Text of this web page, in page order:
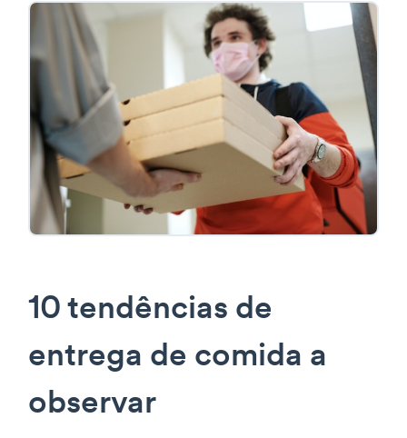
10 tendências de
entrega de comida a
observar